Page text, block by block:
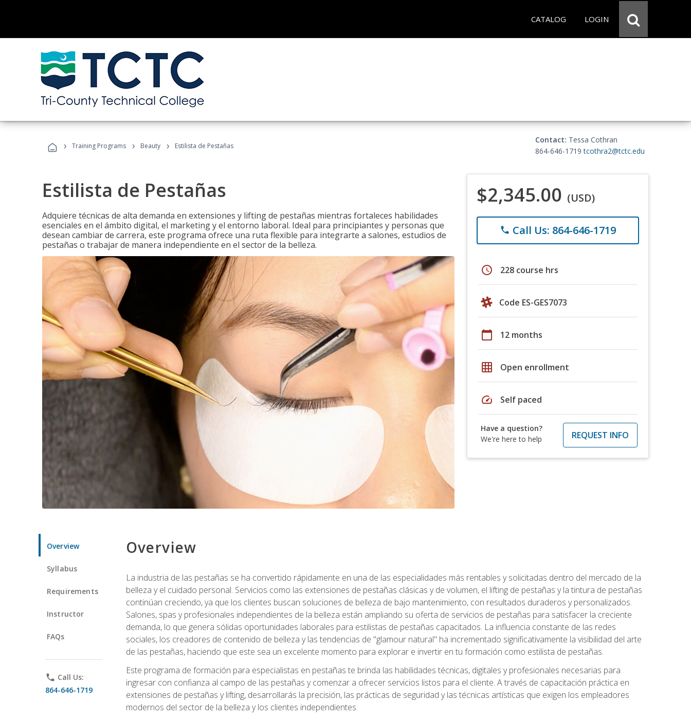
CATALOG LOGIN
› Training Programs › Beauty › Estilista de Pestañas
Contact: Tessa Cothran
864-646-1719tcothra2@tctc.edu
Estilista de Pestañas
Adquiere técnicas de alta demanda en extensiones y lifting de pestañas mientras fortaleces habilidades
esenciales en el ámbito digital, el marketing y el entorno laboral. Ideal para principiantes y personas que
desean cambiar de carrera, este programa ofrece una ruta flexible para integrarte a salones, estudios de
pestañas o trabajar de manera independiente en el sector de la belleza.
$2,345.00 (USD)
phone Call Us: 864-646-1719
schedule 228 course hrs
Code ES-GES7073
calendar_today 12 months
grid_on Open enrollment
speed Self paced
Have a question?
We're here to help
REQUEST INFO
Overview
Syllabus
Requirements
Instructor
FAQs
phone Call Us:
864-646-1719
Overview
La industria de las pestañas se ha convertido rápidamente en una de las especialidades más rentables y solicitadas dentro del mercado de la
belleza y el cuidado personal. Servicios como las extensiones de pestañas clásicas y de volumen, el lifting de pestañas y la tintura de pestañas
continúan creciendo, ya que los clientes buscan soluciones de belleza de bajo mantenimiento, con resultados duraderos y personalizados.
Salones, spas y profesionales independientes de la belleza están ampliando su oferta de servicios de pestañas para satisfacer la creciente
demanda, lo que genera sólidas oportunidades laborales para estilistas de pestañas capacitados. La influencia constante de las redes
sociales, los creadores de contenido de belleza y las tendencias de "glamour natural" ha incrementado significativamente la visibilidad del arte
de las pestañas, haciendo que este sea un excelente momento para explorar e invertir en tu formación como estilista de pestañas.
Este programa de formación para especialistas en pestañas te brinda las habilidades técnicas, digitales y profesionales necesarias para
ingresar con confianza al campo de las pestañas y comenzar a ofrecer servicios listos para el cliente. A través de capacitación práctica en
extensiones de pestañas y lifting, desarrollarás la precisión, las prácticas de seguridad y las técnicas artísticas que exigen los empleadores
modernos del sector de la belleza y los clientes independientes.